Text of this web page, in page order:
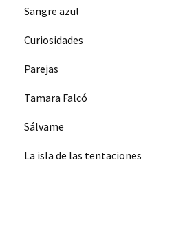
Sangre azul
Curiosidades
Parejas
Tamara Falcó
Sálvame
La isla de las tentaciones